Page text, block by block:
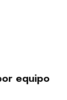
equipo